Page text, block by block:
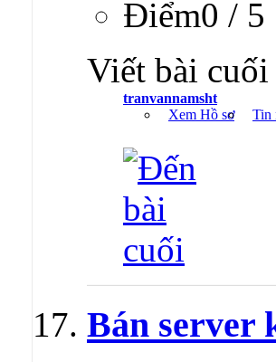
Ðiểm0 / 5
Viết bài
tranvannamsht
Xem Hồ sơ
Tin
Bán server